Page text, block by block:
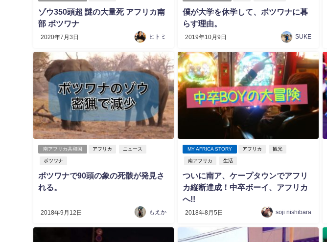
ゾウ350頭超 謎の大量死 アフリカ南
部 ボツワナ
2020年7月3日 ヒトミ
僕が大学を休学して、ボツワナに暮
らす理由。
2019年10月9日 SUKE
南アフリカ共和国 アフリカ ニュース
ボツワナ
ボツワナで90頭の象の死骸が発見さ
れる。
2018年9月12日 もえか
MY AFRICA STORY アフリカ 観光
南アフリカ 生活
ついに南ア、ケープタウンでアフリ
カ縦断達成！中卒ボーイ、アフリカ
へ!!
2018年8月5日 soji nishibara